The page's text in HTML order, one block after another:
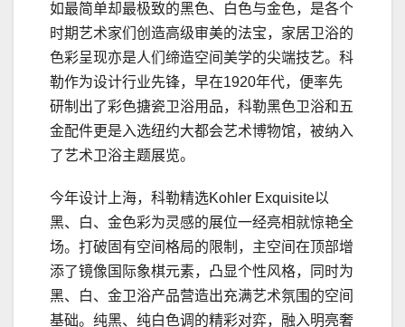
如最简单却最极致的黑色、白色与金色，是各个
时期艺术家们创造高级审美的法宝，家居卫浴的
色彩呈现亦是人们缔造空间美学的尖端技艺。科
勒作为设计行业先锋，早在1920年代，便率先
研制出了彩色搪瓷卫浴用品，科勒黑色卫浴和五
金配件更是入选纽约大都会艺术博物馆，被纳入
了艺术卫浴主题展览。
今年设计上海，科勒精选Kohler Exquisite以
黑、白、金色彩为灵感的展位一经亮相就惊艳全
场。打破固有空间格局的限制，主空间在顶部增
添了镜像国际象棋元素，凸显个性风格，同时为
黑、白、金卫浴产品营造出充满艺术氛围的空间
基础。纯黑、纯白色调的精彩对弈，融入明亮奢